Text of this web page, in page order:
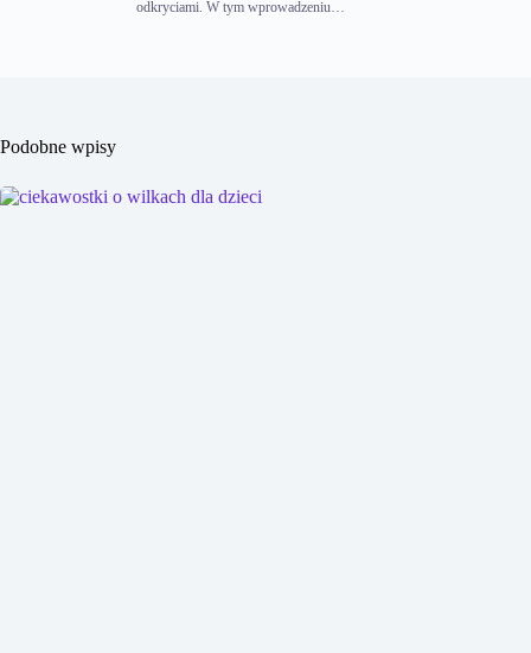
odkryciami. W tym wprowadzeniu…
Podobne wpisy